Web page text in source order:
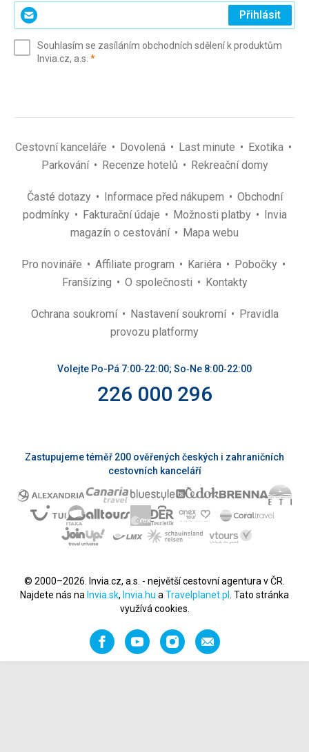
Zadejte
svůj
(povinné)
Přihlásit
Souhlasím se zasíláním obchodních sdělení k produktům
Invia.cz, a.s. *(povinné)
Cestovní kanceláře Dovolená Last minute
Exotika
Parkování
Recenze hotelů Rekreační domy
Časté dotazy Informace před nákupem
Obchodní
podmínky
Fakturační údaje Možnosti platby
Invia
magazín o cestování
Mapa webu
Pro novináře Affiliate program Kariéra
Pobočky
Franšízing
O společnosti Kontakty
Ochrana soukromí Nastavení soukromí
Pravidla
provozu platformy
Volejte Po-Pá 7:00‑22:00; So‑Ne 8:00‑22:00
226 000 296
Zastupujeme téměř 200 ověřených českých i zahraničních
cestovních kanceláří
© 2000–2026. Invia.cz, a.s. - největší cestovní agentura v ČR.
Najdete nás na Invia.sk, Invia.hu a Travelplanet.pl
. Tato stránka
využívá cookies.
FacebookYouTubeInstagramNapište
nám